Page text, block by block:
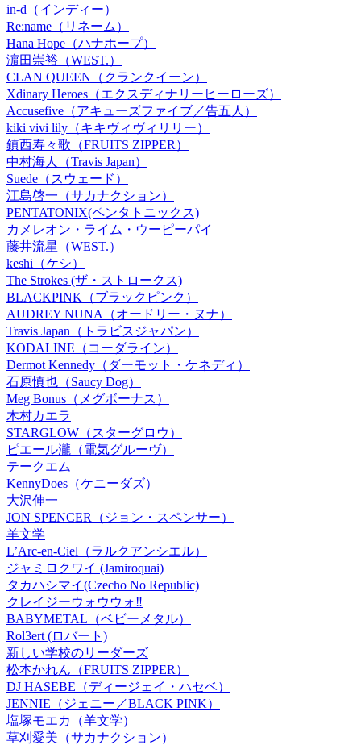
in-d（インディー）
Re:name（リネーム）
Hana Hope（ハナホープ）
濵田崇裕（WEST.）
CLAN QUEEN（クランクイーン）
Xdinary Heroes（エクスディナリーヒーローズ）
Accusefive（アキューズファイブ／告五人）
kiki vivi lily（キキヴィヴィリリー）
鎮西寿々歌（FRUITS ZIPPER）
中村海人（Travis Japan）
Suede（スウェード）
江島啓一（サカナクション）
PENTATONIX(ペンタトニックス)
カメレオン・ライム・ウーピーパイ
藤井流星（WEST.）
keshi（ケシ）
The Strokes (ザ・ストロークス)
BLACKPINK（ブラックピンク）
AUDREY NUNA（オードリー・ヌナ）
Travis Japan（トラビスジャパン）
KODALINE（コーダライン）
Dermot Kennedy（ダーモット・ケネディ）
石原慎也（Saucy Dog）
Meg Bonus（メグボーナス）
木村カエラ
STARGLOW（スターグロウ）
ピエール瀧（電気グルーヴ）
テークエム
KennyDoes（ケニーダズ）
大沢伸一
JON SPENCER（ジョン・スペンサー）
羊文学
L’Arc-en-Ciel（ラルクアンシエル）
ジャミロクワイ (Jamiroquai)
タカハシマイ(Czecho No Republic)
クレイジーウォウウォ‼︎
BABYMETAL（ベビーメタル）
Rol3ert (ロバート)
新しい学校のリーダーズ
松本かれん（FRUITS ZIPPER）
DJ HASEBE（ディージェイ・ハセベ）
JENNIE（ジェニー／BLACK PINK）
塩塚モエカ（羊文学）
草刈愛美（サカナクション）